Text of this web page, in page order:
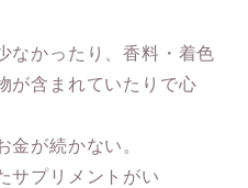
なかったり、香料・着色
が含まれていたりで心
金が続かない。
サプリメントがい